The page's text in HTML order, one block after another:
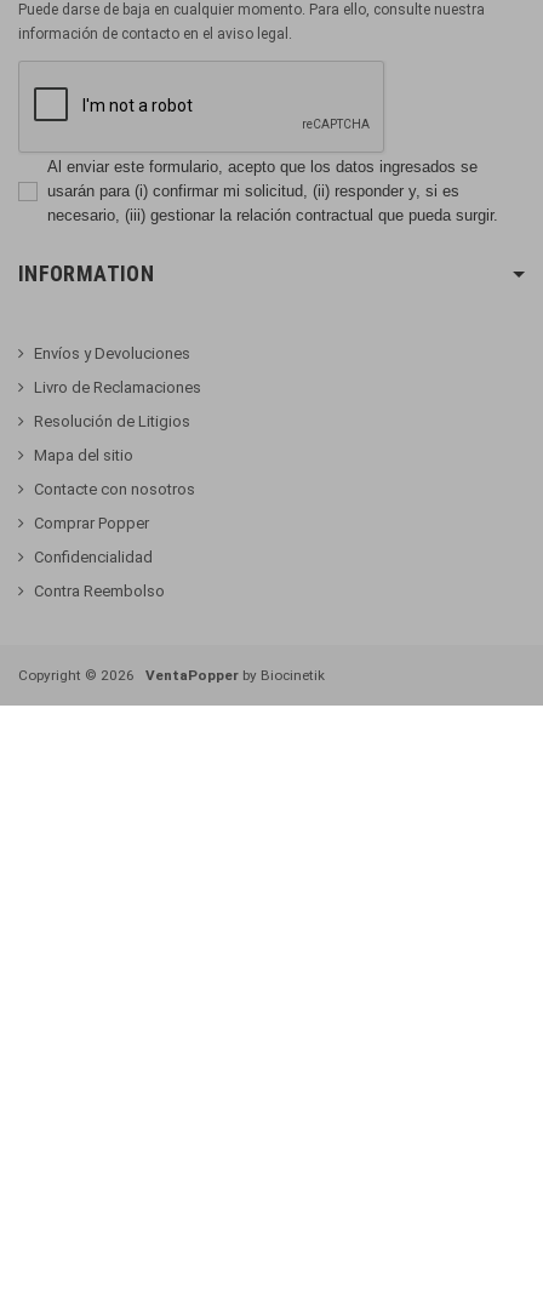
Puede darse de baja en cualquier momento. Para ello, consulte nuestra
información de contacto en el aviso legal.
Al enviar este formulario, acepto que los datos ingresados se
usarán para (i) confirmar mi solicitud, (ii) responder y, si es
necesario, (iii) gestionar la relación contractual que pueda surgir.
INFORMATION
Envíos y Devoluciones
Livro de Reclamaciones
Resolución de Litigios
Mapa del sitio
Contacte con nosotros
Comprar Popper
Confidencialidad
Contra Reembolso
Copyright © 2026 VentaPopper by Biocinetik